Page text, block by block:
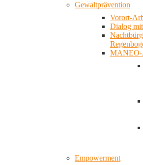
Gewaltprävention
Vorort-
Dialog
MANEO-
Empowerment